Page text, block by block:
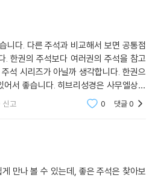
니다. 다른 주석과 비교해서 보면 공통점
. 한권의 주석보다 여러권의 주석을 참고
석 시리즈가 아닐까 생각합니다. 한권으
서 좋습니다. 히브리성경은 사무엘상하
반영해서 한권으로 나온것이 아닌가 생
신고 0 댓글0
만나 볼 수 있는데, 좋은 주석은 찾아보